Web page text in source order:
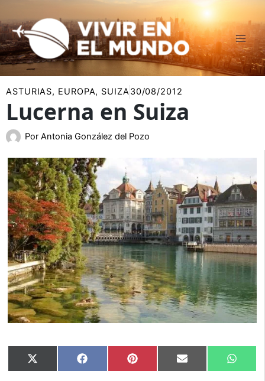
al
contenido
ASTURIAS, EUROPA, SUIZA30/08/2012
Lucerna en Suiza
Por Antonia González del Pozo
Compartir
en
X
(Twitter)
Compartir
en
Facebook Compartir
en
Pinterest Compartir
en
Email
en